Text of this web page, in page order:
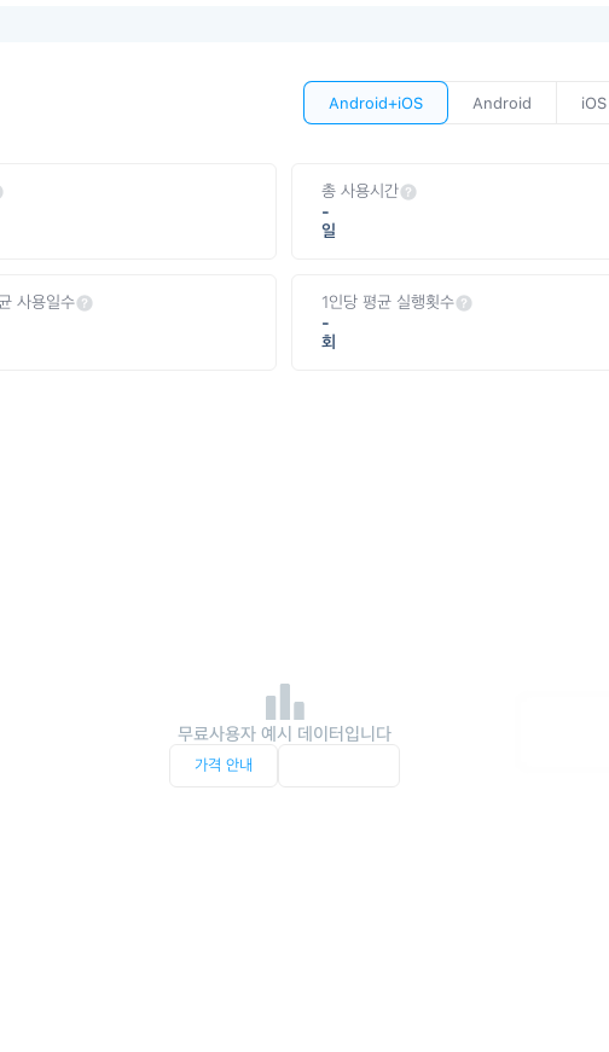
Android+iOS Android iOS
총 사용시간
-
일
사용일수
1인당 평균 실행횟수
-
회
무료사용자 예시 데이터입니다
가격 안내